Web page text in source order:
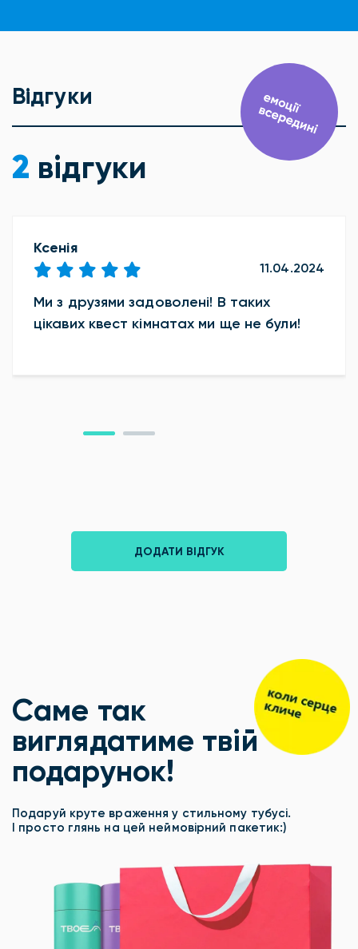
Відгуки
2 відгуки
Ксенія
11.04.2024
Ми з друзями задоволені! В таких
цікавих квест кімнатах ми ще не були!
ДОДАТИ ВІДГУК
Саме так
виглядатиме твій
подарунок!
Подаруй круте враження у стильному тубусі.
І просто глянь на цей неймовірний пакетик:)